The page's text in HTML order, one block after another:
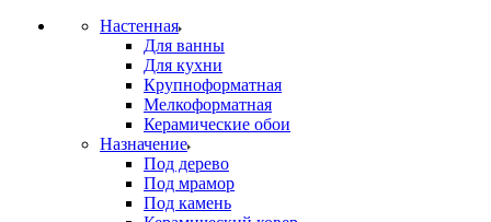
Настенная
Для ванны
Для кухни
Крупноформатная
Мелкоформатная
Керамические обои
Назначение
Под дерево
Под мрамор
Под камень